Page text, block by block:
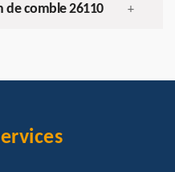
de comble 26110 +